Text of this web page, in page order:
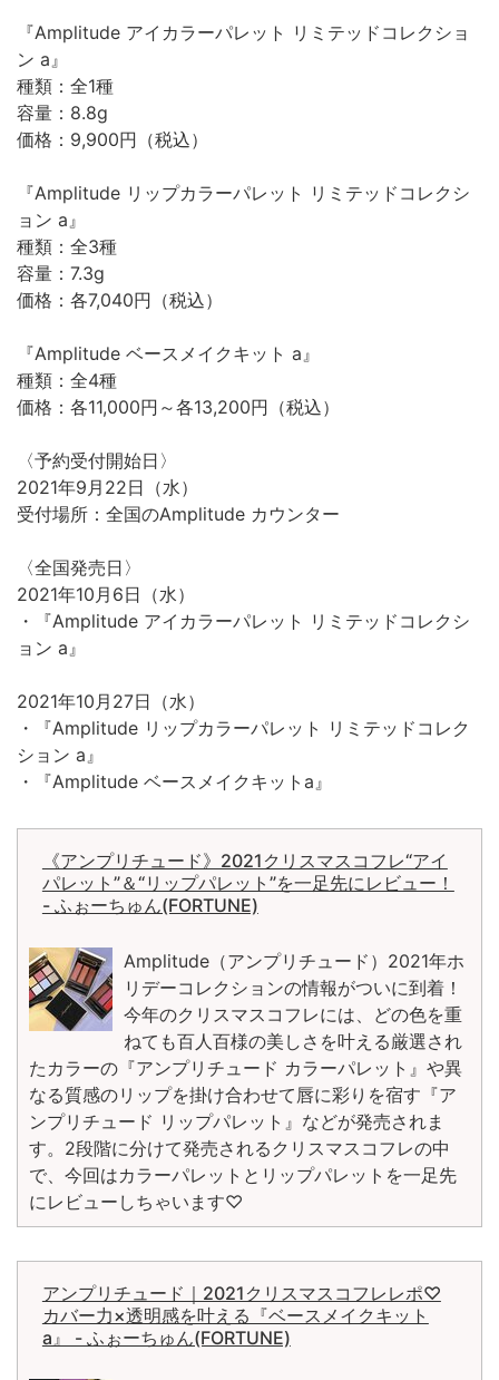
『Amplitude アイカラーパレット リミテッドコレクショ
ン a』
種類：全1種
容量：8.8g
価格：9,900円（税込）
『Amplitude リップカラーパレット リミテッドコレクシ
ョン a』
種類：全3種
容量：7.3g
価格：各7,040円（税込）
『Amplitude ベースメイクキット a』
種類：全4種
価格：各11,000円～各13,200円（税込）
〈予約受付開始日〉
2021年9月22日（水）
受付場所：全国のAmplitude カウンター
〈全国発売日〉
2021年10月6日（水）
・『Amplitude アイカラーパレット リミテッドコレクシ
ョン a』
2021年10月27日（水）
・『Amplitude リップカラーパレット リミテッドコレク
ション a』
・『Amplitude ベースメイクキットa』
《アンプリチュード》2021クリスマスコフレ“アイ
パレット”＆“リップパレット”を一足先にレビュー！
- ふぉーちゅん(FORTUNE)
Amplitude（アンプリチュード）2021年ホ
リデーコレクションの情報がついに到着！
今年のクリスマスコフレには、どの色を重
ねても百人百様の美しさを叶える厳選され
たカラーの『アンプリチュード カラーパレット』や異
なる質感のリップを掛け合わせて唇に彩りを宿す『ア
ンプリチュード リップパレット』などが発売されま
す。2段階に分けて発売されるクリスマスコフレの中
で、今回はカラーパレットとリップパレットを一足先
にレビューしちゃいます♡
アンプリチュード｜2021クリスマスコフレレポ♡
カバー力×透明感を叶える『ベースメイクキット
a』 - ふぉーちゅん(FORTUNE)